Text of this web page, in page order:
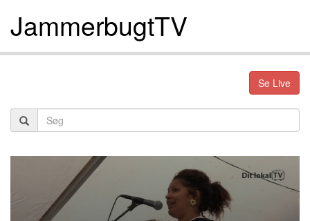
JammerbugtTV
Se Live